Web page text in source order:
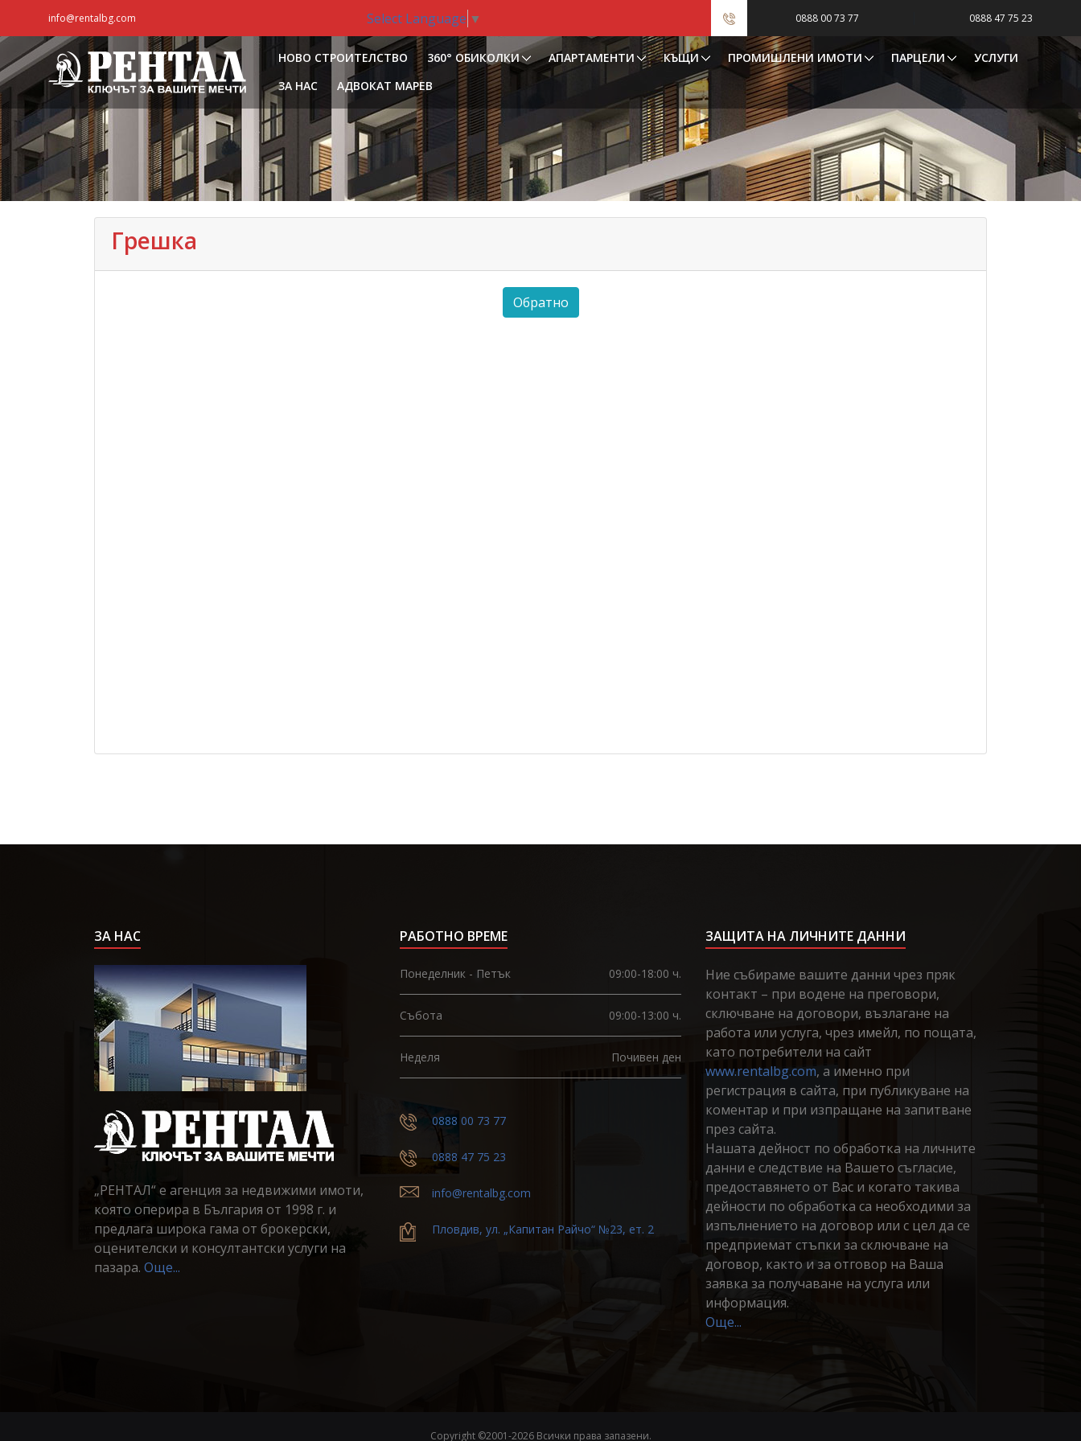
info@rentalbg.com Select Language ▼ 0888 00 73 77 0888 47 75 23
НОВО СТРОИТЕЛСТВО 360° ОБИКОЛКИ АПАРТАМЕНТИ КЪЩИ ПРОМИШЛЕНИ ИМОТИ ПАРЦЕЛИ
УСЛУГИ
ЗА НАС
АДВОКАТ МАРЕВ
Грешка
ЗА НАС
„РЕНТАЛ“ е агенция за недвижими имоти,
която оперира в България от 1998 г. и
предлага широка гама от брокерски,
оценителски и консултантски услуги на
пазара. Още...
РАБОТНО ВРЕМЕ
Понеделник - Петък 09:00-18:00 ч.
Събота 09:00-13:00 ч.
Неделя Почивен ден
0888 00 73 77
0888 47 75 23
info@rentalbg.com
Пловдив, ул. „Капитан Райчо“ №23, ет. 2
ЗАЩИТА НА ЛИЧНИТЕ ДАННИ
Ние събираме вашите данни чрез пряк
контакт – при водене на преговори,
сключване на договори, възлагане на
работа или услуга, чрез имейл, по пощата,
като потребители на сайт
www.rentalbg.com, а именно при
регистрация в сайта, при публикуване на
коментар и при изпращане на запитване
през сайта.
Нашата дейност по обработка на личните
данни е следствие на Вашето съгласие,
предоставянето от Вас и когато такива
дейности по обработка са необходими за
изпълнението на договор или с цел да се
предприемат стъпки за сключване на
договор, както и за отговор на Ваша
заявка за получаване на услуга или
информация.
Още...
Copyright ©2001-2026 Всички права запазени.